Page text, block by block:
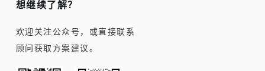
想继续了解？
欢迎关注公众号，或直接联系
顾问获取方案建议。